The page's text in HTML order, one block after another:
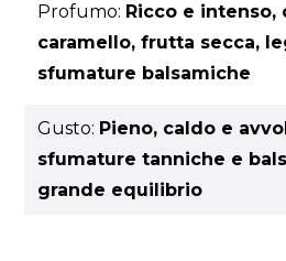
Profumo: Ricco e
caramello, frutta secca,
sfumature balsamiche
Gusto: Pieno, caldo e
sfumature tanniche e
grande equilibrio